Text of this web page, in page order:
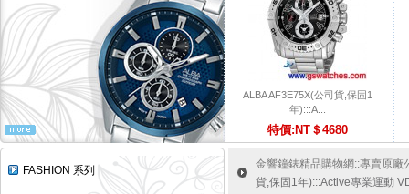
ALBA AF3E75X(公司貨,保固1
年):::A...
特價:NT＄4680
FASHION 系列
金響鐘錶精品購物網::專賣原廠
貨,保固1年):::Active專業運動